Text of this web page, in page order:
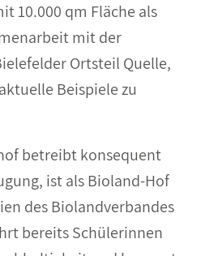
10.000 qm Fläche als
mit der
Ortsteil Quelle,
Beispiele zu
betreibt konsequent
ist als Bioland-Hof
des Biolandverbandes
bereits Schülerinnen